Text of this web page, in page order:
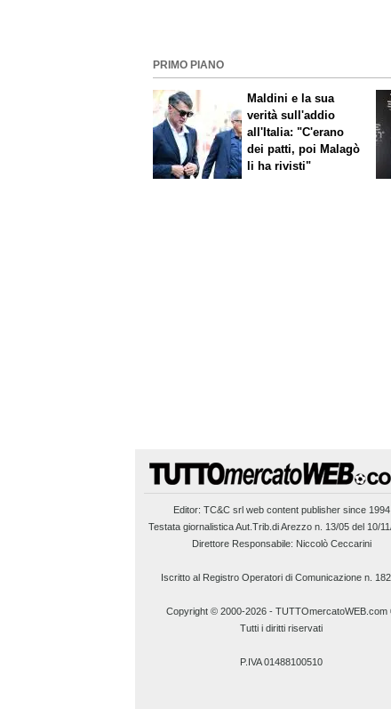
PRIMO PIANO
Maldini e la sua
verità sull'addio
all'Italia: "C'erano
dei patti, poi Malagò
li ha rivisti"
Editor: TC&C srlweb content publisher since 1994
Testata giornalistica Aut.Trib.di Arezzo n. 13/05 del 10/
Direttore Responsabile: Niccolò Ceccarini
Iscritto al Registro Operatori di Comunicazione n.
Copyright © 2000-2026- TUTTOmercatoWEB.com
Tutti i diritti riservati
P.IVA 01488100510